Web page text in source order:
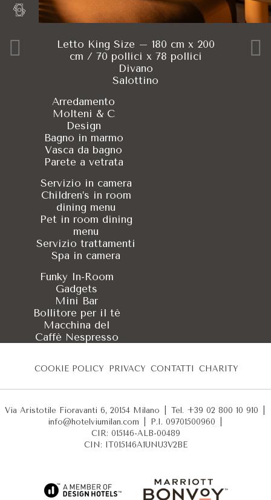
Letto King Size – 180 cm x 200
cm / 70 pollici x 78 pollici
Divano
Salottino
Arredamento
Molteni & C
Design
Bagno in marmo
Vasca da bagno
Parete a vetrata
Servizio in camera
Children’s in room
dining menu
Pet in room dining
menu
Servizio trattamenti
Spa in camera
Funky In-Room
Gadgets
Mini Bar
Bollitore per il tè
Macchina del
Caffè Nespresso
COOKIE POLICY PRIVACY CONTATTI CHARITY
Via Aristotile Fioravanti 6, 20154 Milano Tel. +39 02 800 10 910
info@hotelviumilan.com
P.I. 09701500960
CIR: 015146-ALB-00489
CIN: IT015146A1UNU3V2BE